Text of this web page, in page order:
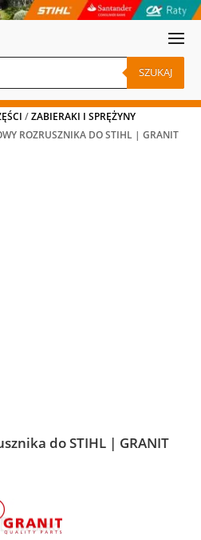
SZUKAJ
/ZABIERAKI I SPRĘŻYNY
ROZRUSZNIKA DO STIHL | GRANIT
do STIHL | GRANIT